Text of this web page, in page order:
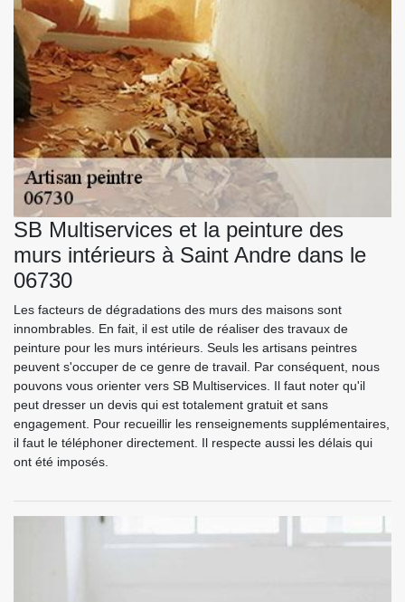
SB Multiservices et la peinture des
murs intérieurs à Saint Andre dans le
06730
Les facteurs de dégradations des murs des maisons sont
innombrables. En fait, il est utile de réaliser des travaux de
peinture pour les murs intérieurs. Seuls les artisans peintres
peuvent s'occuper de ce genre de travail. Par conséquent, nous
pouvons vous orienter vers SB Multiservices. Il faut noter qu'il
peut dresser un devis qui est totalement gratuit et sans
engagement. Pour recueillir les renseignements supplémentaires,
il faut le téléphoner directement. Il respecte aussi les délais qui
ont été imposés.